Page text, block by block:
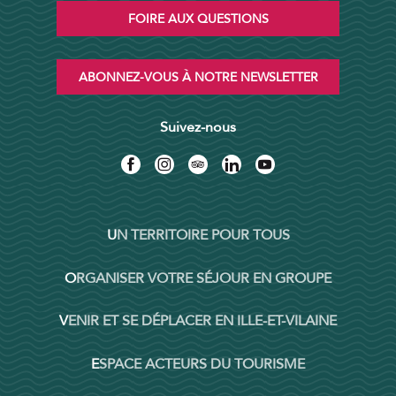
FOIRE AUX QUESTIONS
ABONNEZ-VOUS À NOTRE NEWSLETTER
Suivez-nous
UN TERRITOIRE POUR TOUS
ORGANISER VOTRE SÉJOUR EN GROUPE
VENIR ET SE DÉPLACER EN ILLE-ET-VILAINE
ESPACE ACTEURS DU TOURISME